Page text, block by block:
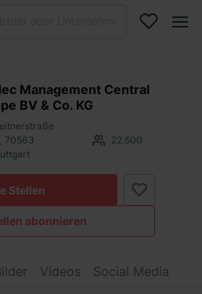
Management Central
BV & Co. KG
70563
22.500
Stellen
abonnieren
Videos Social Media